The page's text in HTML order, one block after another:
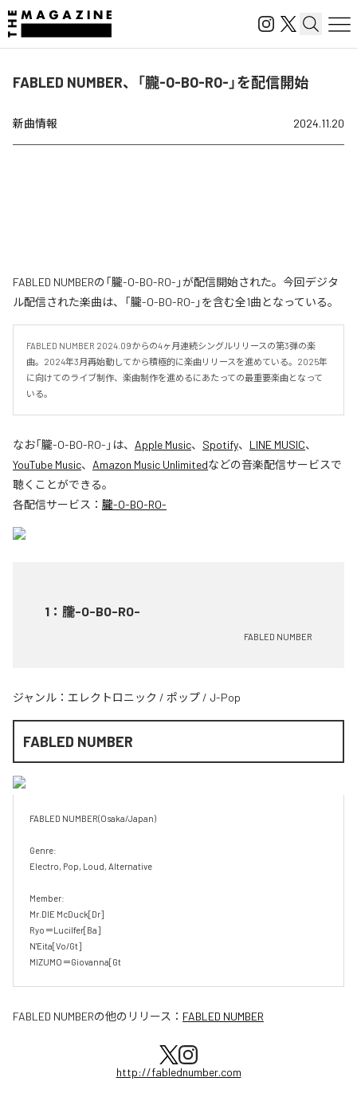
FABLED NUMBER、「朧-O-BO-RO-」を配信開始
新曲情報 2024.11.20
FABLED NUMBERの「朧-O-BO-RO-」が配信開始された。今回デジタ
ル配信された楽曲は、「朧-O-BO-RO-」を含む全1曲となっている。
FABLED NUMBER 2024.09からの4ヶ月連続シングルリリースの第3弾の楽
曲。2024年3月再始動してから積極的に楽曲リリースを進めている。2025年
に向けてのライブ制作、楽曲制作を進めるにあたっての最重要楽曲となって
いる。
なお「朧-O-BO-RO- 」は、 Apple Music、 Spotify、 LINE MUSIC、
YouTube Music、 Amazon Music Unlimitedなどの音楽配信サービスで
聴くことができる。
各配信サービス： 朧-O-BO-RO-
1 ： 朧-O-BO-RO-
FABLED NUMBER
ジャンル： エレクトロニック / ポップ / J-Pop
FABLED NUMBER
FABLED NUMBER(Osaka/Japan)
Genre:
Electro, Pop, Loud, Alternative
Member:
Mr.DIE McDuck[Dr]
Ryo＝Lucilfer[Ba]
N'Eita[Vo/Gt]
MIZUMO＝Giovanna[Gt
FABLED NUMBERの他のリリース： FABLED NUMBER
http://fablednumber.com